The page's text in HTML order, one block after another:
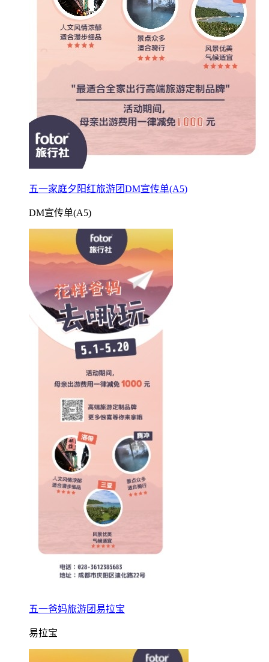
五一家庭夕阳红旅游团DM宣传单(A5)
DM宣传单(A5)
五一爸妈旅游团易拉宝
易拉宝